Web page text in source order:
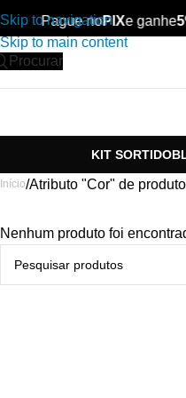
Skip to navigation
Skip to main content
Pague noPIXe ganhe
Procurar
KIT SORTIDO
Início Atributo "Cor" de produto
Nenhum produto foi